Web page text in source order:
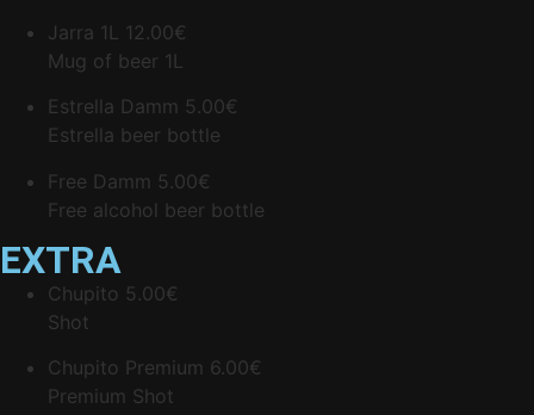
Jarra 1L 12.00€
Mug of beer 1L
Estrella Damm 5.00€
Estrella beer bottle
Free Damm 5.00€
Free alcohol beer bottle
EXTRA
Chupito 5.00€
Shot
Chupito Premium 6.00€
Premium Shot